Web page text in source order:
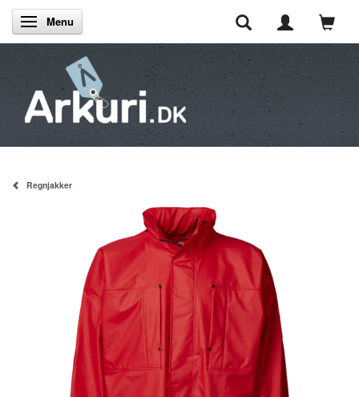
Skifte navigation
Menu
Regnjakker